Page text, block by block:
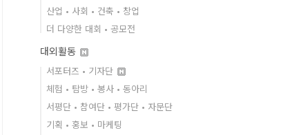
산업 • 사회 • 건축 • 창업
더 다양한 대회 • 공모전
대외활동
서포터즈 • 기자단
체험 • 탐방 • 봉사 • 동아리
서평단 • 참여단 • 평가단 • 자문단
기획 • 홍보 • 마케팅